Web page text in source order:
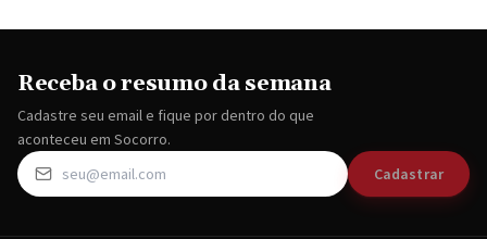
Receba o resumo da semana
Cadastre seu email e fique por dentro do que
aconteceu em Socorro.
Cadastrar